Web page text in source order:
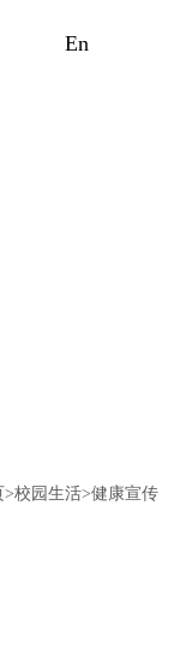
En
>校园生活>健康宣传